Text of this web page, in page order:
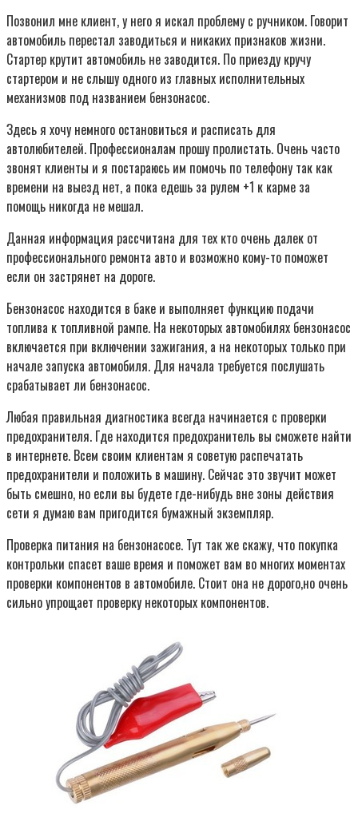
Позвонил мне клиент, у него я искал проблему с ручником. Говорит
автомобиль перестал заводиться и никаких признаков жизни.
Стартер крутит автомобиль не заводится. По приезду кручу
стартером и не слышу одного из главных исполнительных
механизмов под названием бензонасос.
Здесь я хочу немного остановиться и расписать для
автолюбителей. Профессионалам прошу пролистать. Очень часто
звонят клиенты и я постараюсь им помочь по телефону так как
времени на выезд нет, а пока едешь за рулем +1 к карме за
помощь никогда не мешал.
Данная информация рассчитана для тех кто очень далек от
профессионального ремонта авто и возможно кому-то поможет
если он застрянет на дороге.
Бензонасос находится в баке и выполняет функцию подачи
топлива к топливной рампе. На некоторых автомобилях бензонасос
включается при включении зажигания, а на некоторых только при
начале запуска автомобиля. Для начала требуется послушать
срабатывает ли бензонасос.
Любая правильная диагностика всегда начинается с проверки
предохранителя. Где находится предохранитель вы сможете найти
в интернете. Всем своим клиентам я советую распечатать
предохранители и положить в машину. Сейчас это звучит может
быть смешно, но если вы будете где-нибудь вне зоны действия
сети я думаю вам пригодится бумажный экземпляр.
Проверка питания на бензонасосе. Тут так же скажу, что покупка
контрольки спасет ваше время и поможет вам во многих моментах
проверки компонентов в автомобиле. Стоит она не дорого,но очень
сильно упрощает проверку некоторых компонентов.